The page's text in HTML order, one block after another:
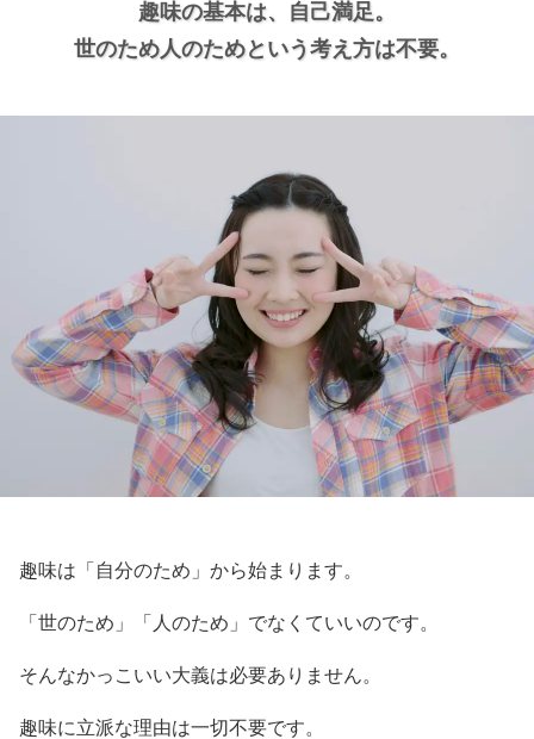
趣味の基本は、 自己満足。
世のため人のためという考え方は不要。
趣味は「自分のため」から始まります。
「世のため」「人のため」でなくていいのです。
そんなかっこいい大義は必要ありません。
趣味に立派な理由は一切不要です。